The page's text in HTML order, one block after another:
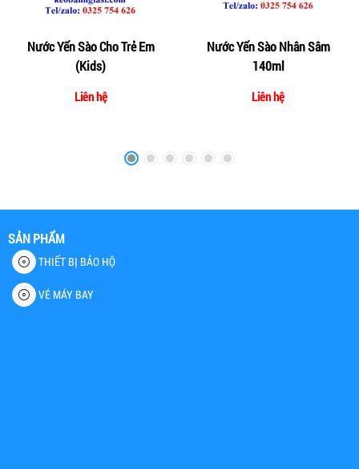
Nước Yến Sào Cho Trẻ Em
(Kids)
Liên hệ
Nước Yến Sào Nhân Sâm
140ml
Liên hệ
SẢN PHẨM
THIẾT BỊ BẢO HỘ
VÉ MÁY BAY